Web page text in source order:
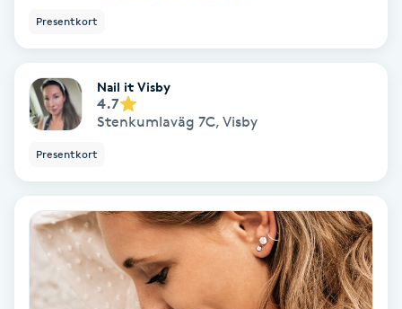
Nagelförlängning gelé
Nagelförlängning silke
Nagelklippning
Nagelsvamp
Presentkort
Nail it Visby
4.7
Stenkumlaväg 7C, Visby
Presentkort